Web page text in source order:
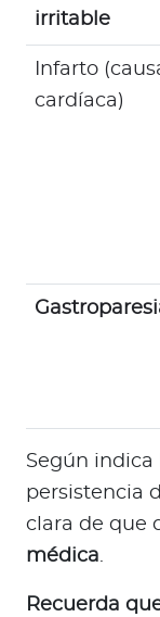
irritable
Infarto
cardíaca)
Según indica
persistencia
clara de que
médica.
Recuerda